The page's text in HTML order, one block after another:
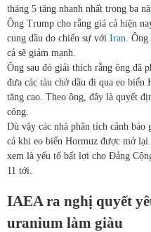
tháng 5 tăng nhanh nhất trong ba
Ông Trump cho rằng giá cả hiện
cung dầu do chiến sự với Iran. Ông
cả sẽ giảm mạnh.
Ông sau đó giải thích rằng ông đã
đưa các tàu chở dầu đi qua eo
tăng cao. Theo ông, đây là quyết
công.
Dù vậy các nhà phân tích cảnh
cả khi eo biển Hormuz được mở
xem là yếu tố bất lợi cho Đảng
11 tới.
IAEA ra nghị quyết
uranium làm giàu